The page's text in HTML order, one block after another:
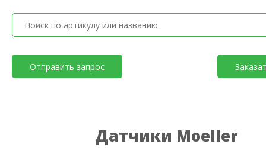
Отправить запрос
Датчики Moeller